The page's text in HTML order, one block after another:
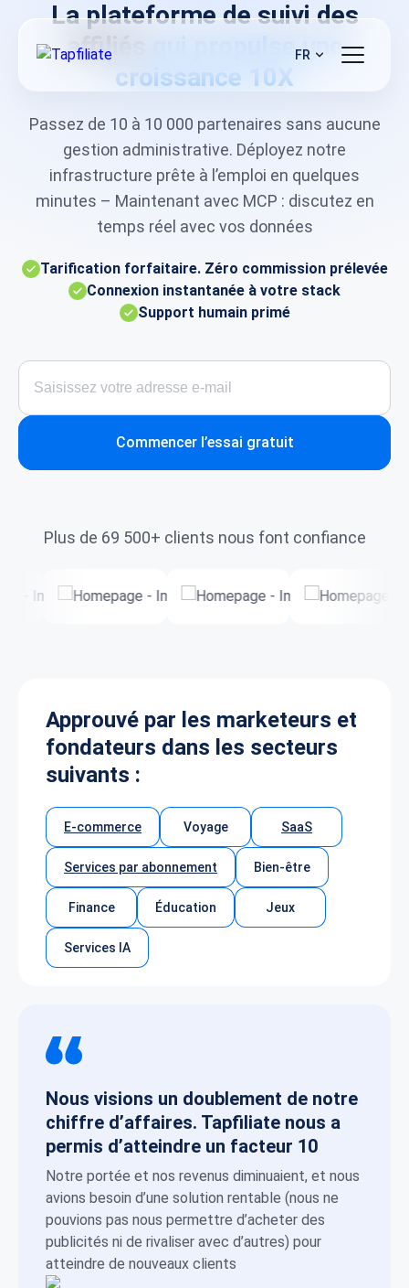
FR
La plateforme de suivi des
affiliés
qui propulse une
croissance 10X
Passez de 10 à 10 000 partenaires sans aucune
gestion administrative. Déployez notre
infrastructure prête à l’emploi en quelques
minutes – Maintenant avec MCP : discutez en
temps réel avec vos données
Tarification forfaitaire. Zéro commission prélevée
Connexion instantanée à votre stack
Support humain primé
Commencer l’essai gratuit
Plus de 69 500+ clients nous font confiance
Nous visions un doublement de notre
chiffre d’affaires. Tapfiliate nous a
permis d’atteindre un facteur 10
Notre portée et nos revenus diminuaient, et nous
avions besoin d’une solution rentable (nous ne
pouvions pas nous permettre d’acheter des
publicités ni de rivaliser avec d’autres) pour
atteindre de nouveaux clients
Approuvé par les marketeurs et
fondateurs dans les secteurs
suivants :
E-commerce Voyage SaaS
Services par abonnement Bien-être
Finance Éducation Jeux
Services IA